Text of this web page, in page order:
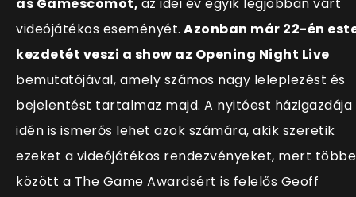
as Gamescomot, az idei év egyik legjobban várt
videójátékos eseményét. Azonban már 22-én
kezdetét veszi a show az Opening Night Live
bemutatójával, amely számos nagy leleplezést és
bejelentést tartalmaz majd. A nyitóest házigazdája
idén is ismerős lehet azok számára, akik szeretik
ezeket a videójátékos rendezvényeket, mert
között a The Game Awardsért is felelős Geoff